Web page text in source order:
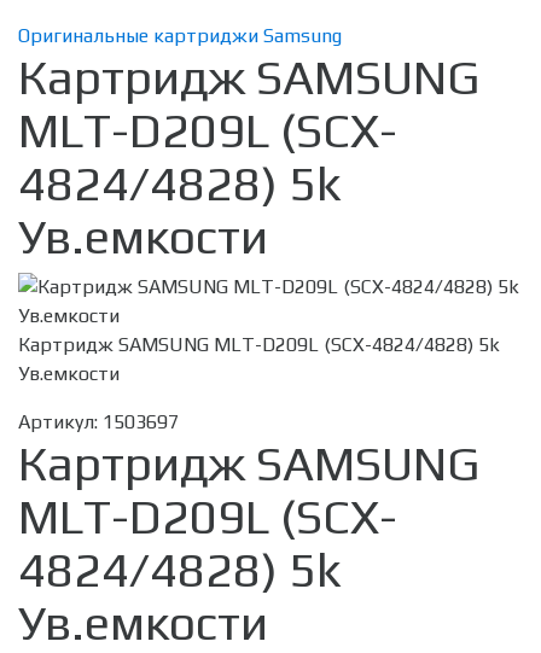
Оригинальные картриджи Samsung
Картридж SAMSUNG
MLT-D209L (SCX-
4824/4828) 5k
Ув.емкости
Картридж SAMSUNG MLT-D209L (SCX-4824/4828) 5k
Ув.емкости
Артикул: 1503697
Картридж SAMSUNG
MLT-D209L (SCX-
4824/4828) 5k
Ув.емкости